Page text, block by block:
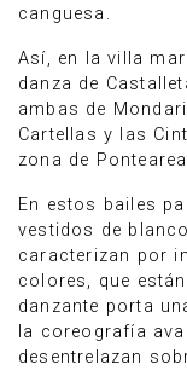
canguesa.
Así, en la villa
danza de
ambas de
Cartellas y las
zona de
En estos bailes
vestidos de
caracterizan por
colores, que
danzante porta
la coreografía
desentrelazan